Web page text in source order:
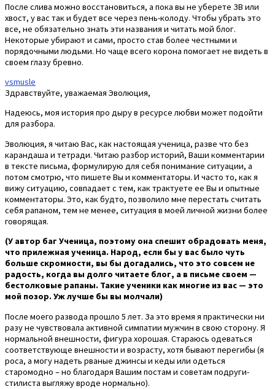
После слива можно восстановиться, а пока вы не уберете ЗВ или
хвост, у вас так и будет все через пень-колоду. Чтобы убрать это
все, не обязательно знать эти названия и читать мой блог.
Некоторые убирают и сами, просто став более честными и
порядочными людьми. Но чаще всего корона помогает не видеть в
своем глазу бревно.
vsmusle
Здравствуйте, уважаемая Эволюция,
Надеюсь, моя история про дыру в ресурсе любви может подойти
для разбора.
Эволюция, я читаю Вас, как настоящая ученица, разве что без
карандаша и тетради. Читаю разбор историй, Ваши комментарии
в тексте письма, формулирую для себя понимание ситуации, а
потом смотрю, что пишете Вы и комментаторы. И часто то, как я
вижу ситуацию, совпадает с тем, как трактуете ее Вы и опытные
комментаторы. Это, как будто, позволило мне перестать считать
себя рапаном, тем не менее, ситуация в моей личной жизни более
говорящая.
(У автор баг Ученица, поэтому она спешит обрадовать меня,
что прилежная ученица. Народ, если бы у вас было чуть
больше скромности, вы бы догадались, что это совсем не
радость, когда вы долго читаете блог, а в письме своем —
бестолковые рапаны. Такие ученики как многие из вас — это
мой позор. Уж лучше бы вы молчали)
После моего развода прошло 5 лет. За это время я практически ни
разу не чувствовала активной симпатии мужчин в свою сторону. Я
нормальной внешности, фигура хорошая. Стараюсь одеваться
соответствующе внешности и возрасту, хотя бывают перегибы (я
роса, а могу надеть рваные джинсы и кеды или одеться
старомодно – но благодаря Вашим постам и советам подруги-
стилиста выгляжу вроде нормально).